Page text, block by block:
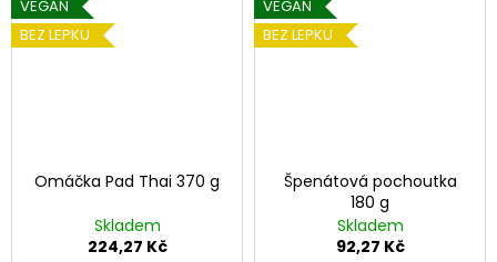
VEGAN
BEZ LEPKU
Omáčka Pad Thai 370 g
Skladem
224,27 Kč
VEGAN
BEZ LEPKU
Špenátová pochoutka
180 g
Skladem
92,27 Kč